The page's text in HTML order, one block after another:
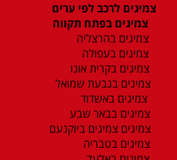
צמיגים לרכב לפי ערים
צמיגים בפתח תקווה
צמיגים בהרצליה
צמיגים בעפולה
צמיגים בקרית אונו
צמיגים בגבעת שמואל
צמיגים באשדוד
צמיגים בבאר שבע
צמיגים צמיגים ביוקנעם
צמיגים בטבריה